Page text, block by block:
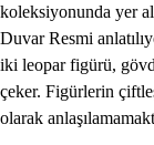
koleksiyonunda yer
Duvar Resmi
iki leopar figürü,
çeker. Figürlerin
olarak